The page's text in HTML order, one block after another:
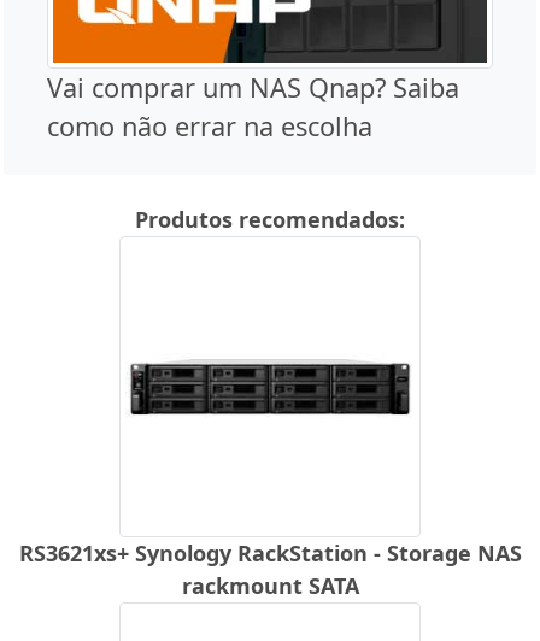
Vai comprar um NAS Qnap? Saiba
como não errar na escolha
Produtos recomendados:
RS3621xs+ Synology RackStation - Storage NAS
rackmount SATA